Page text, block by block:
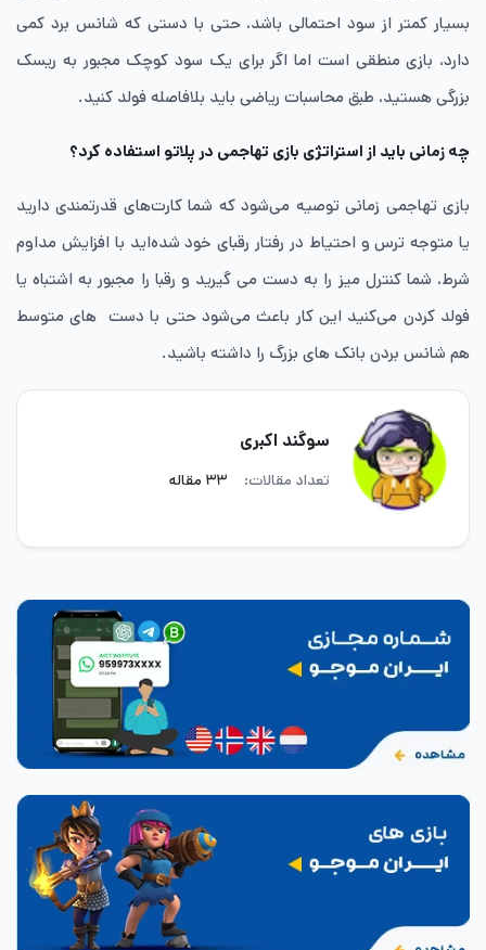
بسیار کمتر از سود احتمالی باشد، حتی با دستی که شانس برد کمی
دارد، بازی منطقی است اما اگر برای یک سود کوچک مجبور به ریسک
بزرگی هستید، طبق محاسبات ریاضی باید بلافاصله فولد کنید.
چه زمانی باید از استراتژی بازی تهاجمی در پلاتو استفاده کرد؟
​بازی تهاجمی زمانی توصیه می‌شود که شما کارت‌های قدرتمندی دارید
یا متوجه ترس و احتیاط در رفتار رقبای خود شده‌اید با افزایش مداوم
شرط، شما کنترل میز را به دست می گیرید و رقبا را مجبور به اشتباه یا
فولد کردن می‌کنید این کار باعث می‌شود حتی با دست های متوسط
هم شانس بردن بانک های بزرگ را داشته باشید.
سوگند اکبری
تعداد مقالات: ۳۳ مقاله